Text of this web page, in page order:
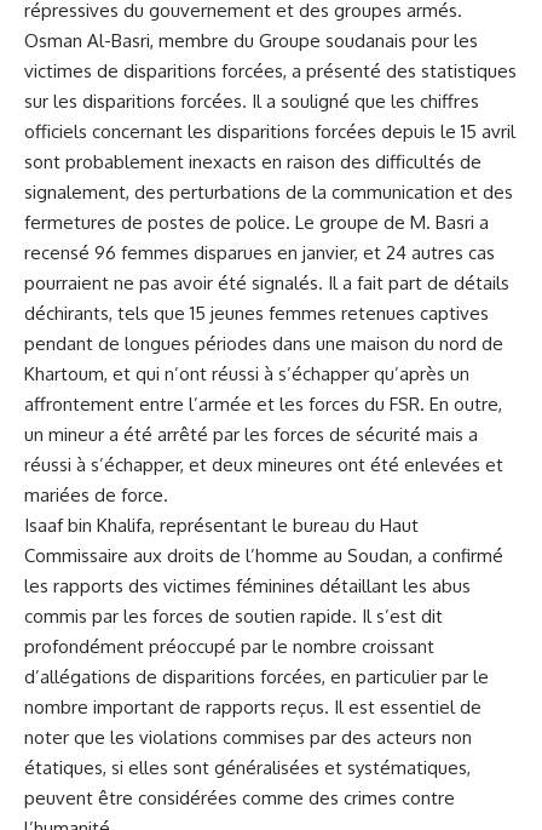
répressives du gouvernement et ⁤des groupes armés.
Osman Al-Basri, membre du Groupe ‌soudanais pour les
victimes de disparitions forcées, a présenté des ‌statistiques
sur ⁣les disparitions forcées. Il a souligné que les chiffres
officiels concernant les disparitions forcées⁢ depuis le 15 avril
sont probablement inexacts‌ en raison des difficultés de
signalement, des perturbations de la⁣ communication et des
fermetures de postes de police. Le ⁢groupe de⁢ M. Basri a
recensé 96 femmes disparues en janvier, et 24 autres ⁤cas
pourraient ne pas avoir été signalés. Il a fait part de détails
déchirants, tels que 15 ​jeunes ‍femmes ⁤retenues captives
pendant de⁢ longues périodes dans une maison du nord de
Khartoum, et qui n’ont réussi à ⁢s’échapper qu’après un
⁤affrontement entre l’armée et‌ les forces du FSR. En⁣ outre,
un mineur a été arrêté par les forces ⁢de sécurité mais a
réussi à s’échapper, et ⁢deux mineures ont été enlevées et
mariées de force.
Isaaf bin Khalifa, représentant le bureau du Haut
Commissaire aux droits de l’homme⁣ au Soudan, a confirmé⁤
les rapports des victimes féminines détaillant les ‌abus
commis par les forces de soutien rapide. Il s’est ⁤dit
profondément préoccupé par le nombre croissant
d’allégations de disparitions forcées, en particulier ​par le
nombre important de rapports reçus. Il est essentiel de
noter ⁣que les violations commises par des acteurs non
étatiques, si elles ⁢sont généralisées et systématiques,
peuvent être considérées comme des crimes contre